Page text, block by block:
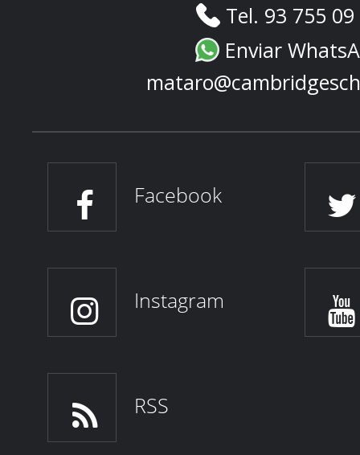
Tel. 93 755
Enviar
Facebook
Instagram
RSS